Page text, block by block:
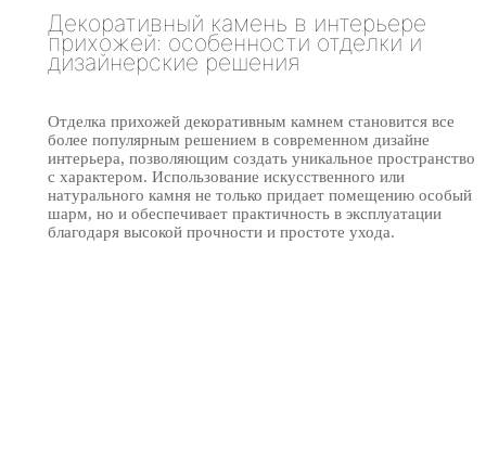
Декоративный камень в интерьере
прихожей: особенности отделки и
дизайнерские решения
Отделка прихожей декоративным камнем становится все
более популярным решением в современном дизайне
интерьера, позволяющим создать уникальное пространство
с характером. Использование искусственного или
натурального камня не только придает помещению особый
шарм, но и обеспечивает практичность в эксплуатации
благодаря высокой прочности и простоте ухода.